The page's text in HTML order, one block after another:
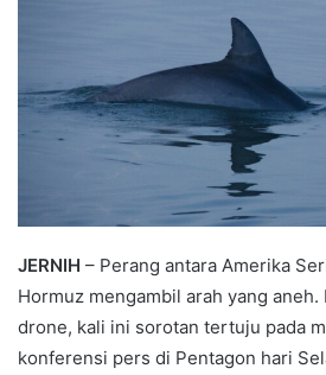
JERNIH – Perang antara Amerika
Hormuz mengambil arah yang aneh.
drone, kali ini sorotan tertuju pada
konferensi pers di Pentagon hari